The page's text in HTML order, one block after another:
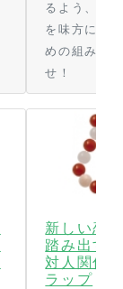
るよう、
を味方にす
めの組み合わ
せ！
新しい恋
踏み出す
対人関係
ラップ